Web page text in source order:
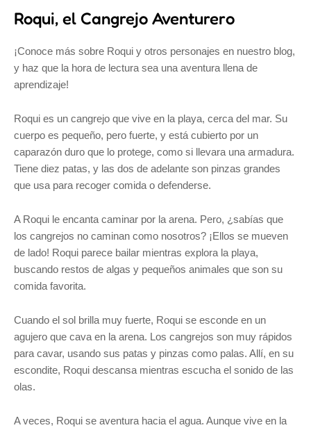
Roqui, el Cangrejo Aventurero
¡Conoce más sobre Roqui y otros personajes en nuestro blog,
y haz que la hora de lectura sea una aventura llena de
aprendizaje!
Roqui es un cangrejo que vive en la playa, cerca del mar. Su
cuerpo es pequeño, pero fuerte, y está cubierto por un
caparazón duro que lo protege, como si llevara una armadura.
Tiene diez patas, y las dos de adelante son pinzas grandes
que usa para recoger comida o defenderse.
A Roqui le encanta caminar por la arena. Pero, ¿sabías que
los cangrejos no caminan como nosotros? ¡Ellos se mueven
de lado! Roqui parece bailar mientras explora la playa,
buscando restos de algas y pequeños animales que son su
comida favorita.
Cuando el sol brilla muy fuerte, Roqui se esconde en un
agujero que cava en la arena. Los cangrejos son muy rápidos
para cavar, usando sus patas y pinzas como palas. Allí, en su
escondite, Roqui descansa mientras escucha el sonido de las
olas.
A veces, Roqui se aventura hacia el agua. Aunque vive en la